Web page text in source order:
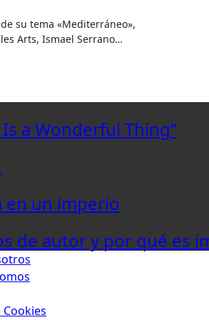
Arts, Ismael Serrano…
a Wonderful Thing”
en un imperio
de autor y por qué es